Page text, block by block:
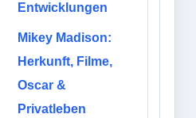
Entwicklungen
Mikey Madison:
Herkunft, Filme,
Oscar &
Privatleben